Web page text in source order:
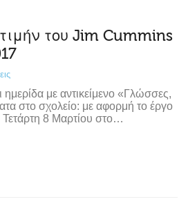
του Jim Cummins
με αντικείμενο «Γλώσσες,
στο σχολείο: με αφορμή το έργο
8 Μαρτίου στο…